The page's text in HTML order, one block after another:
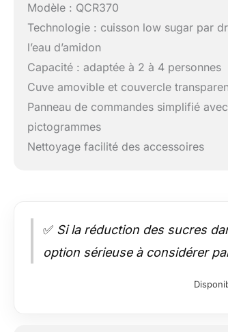
Modèle : QCR370
Technologie : cuisson low sugar par
l’eau d’amidon
Capacité : adaptée à 2 à 4 personnes
Cuve amovible et couvercle
Panneau de commandes simplifié avec
pictogrammes
Nettoyage facilité des accessoires
✅ Si la réduction des sucres
option sérieuse à considérer